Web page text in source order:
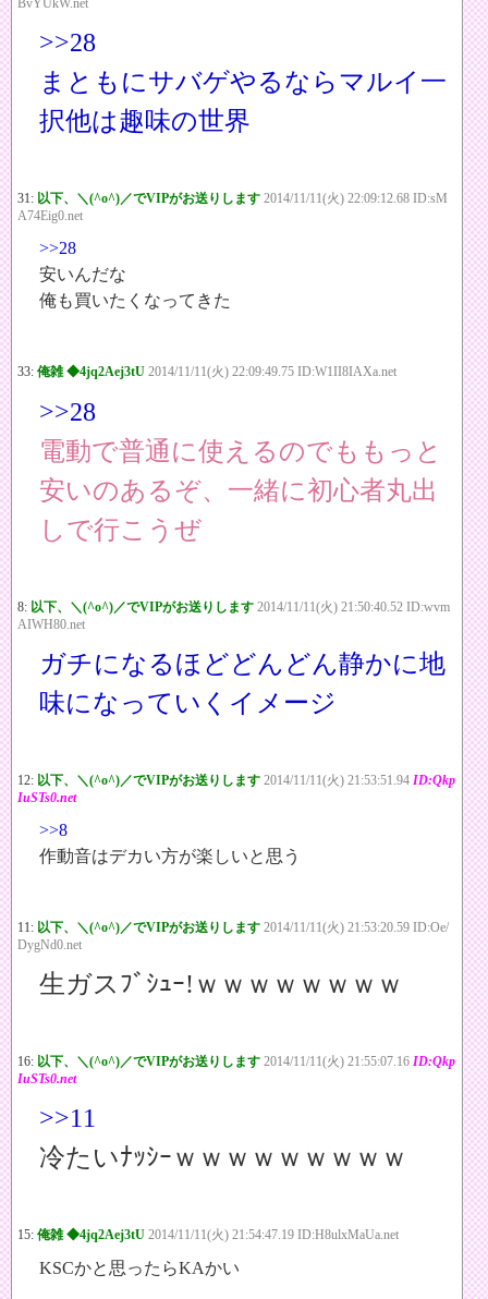
BvYUkW.net
>>28
まともにサバゲやるならマルイ一
択他は趣味の世界
31: 以下、＼(^o^)／でVIPがお送りします 2014/11/11(火) 22:09:12.68 ID:sM
A74Eig0.net
>>28
安いんだな
俺も買いたくなってきた
33: 俺雑 ◆4jq2Aej3tU 2014/11/11(火) 22:09:49.75 ID:W1II8IAXa.net
>>28
電動で普通に使えるのでももっと
安いのあるぞ、一緒に初心者丸出
しで行こうぜ
8: 以下、＼(^o^)／でVIPがお送りします 2014/11/11(火) 21:50:40.52 ID:wvm
AIWH80.net
ガチになるほどどんどん静かに地
味になっていくイメージ
12: 以下、＼(^o^)／でVIPがお送りします 2014/11/11(火) 21:53:51.94 ID:Qkp
IuSTs0.net
>>8
作動音はデカい方が楽しいと思う
11: 以下、＼(^o^)／でVIPがお送りします 2014/11/11(火) 21:53:20.59 ID:Oe/
DygNd0.net
生ガスﾌﾞｼｭｰ!ｗｗｗｗｗｗｗｗ
16: 以下、＼(^o^)／でVIPがお送りします 2014/11/11(火) 21:55:07.16 ID:Qkp
IuSTs0.net
>>11
冷たいﾅｯｼｰｗｗｗｗｗｗｗｗｗ
15: 俺雑 ◆4jq2Aej3tU 2014/11/11(火) 21:54:47.19 ID:H8ulxMaUa.net
KSCかと思ったらKAかい